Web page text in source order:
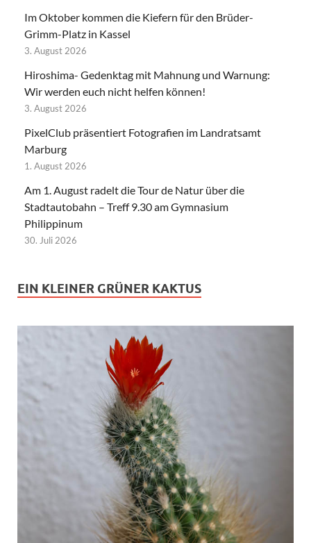
Im Oktober kommen die Kiefern für den Brüder-
Grimm-Platz in Kassel
3. August 2026
Hiroshima- Gedenktag mit Mahnung und Warnung:
Wir werden euch nicht helfen können!
3. August 2026
PixelClub präsentiert Fotografien im Landratsamt
Marburg
1. August 2026
Am 1. August radelt die Tour de Natur über die
Stadtautobahn – Treff 9.30 am Gymnasium
Philippinum
30. Juli 2026
EIN KLEINER GRÜNER KAKTUS